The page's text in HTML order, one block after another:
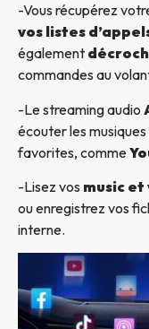
-Vous récupérez
vos listes
également
commandes au
-Le streaming audio
écouter les
favorites, comme
-Lisez vos music et
ou enregistrez vos
interne.